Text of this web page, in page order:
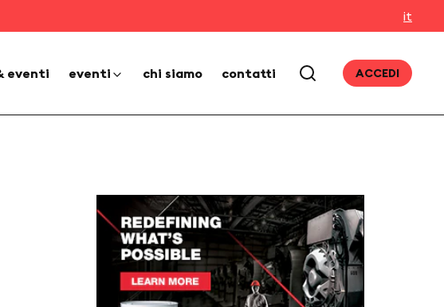
it
eventi eventi chi siamo contatti ACCEDI